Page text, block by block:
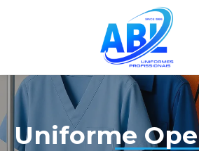
Uniforme